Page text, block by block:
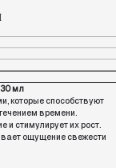
мл
которые способствуют
времени.
стимулирует их рост.
ощущение свежести